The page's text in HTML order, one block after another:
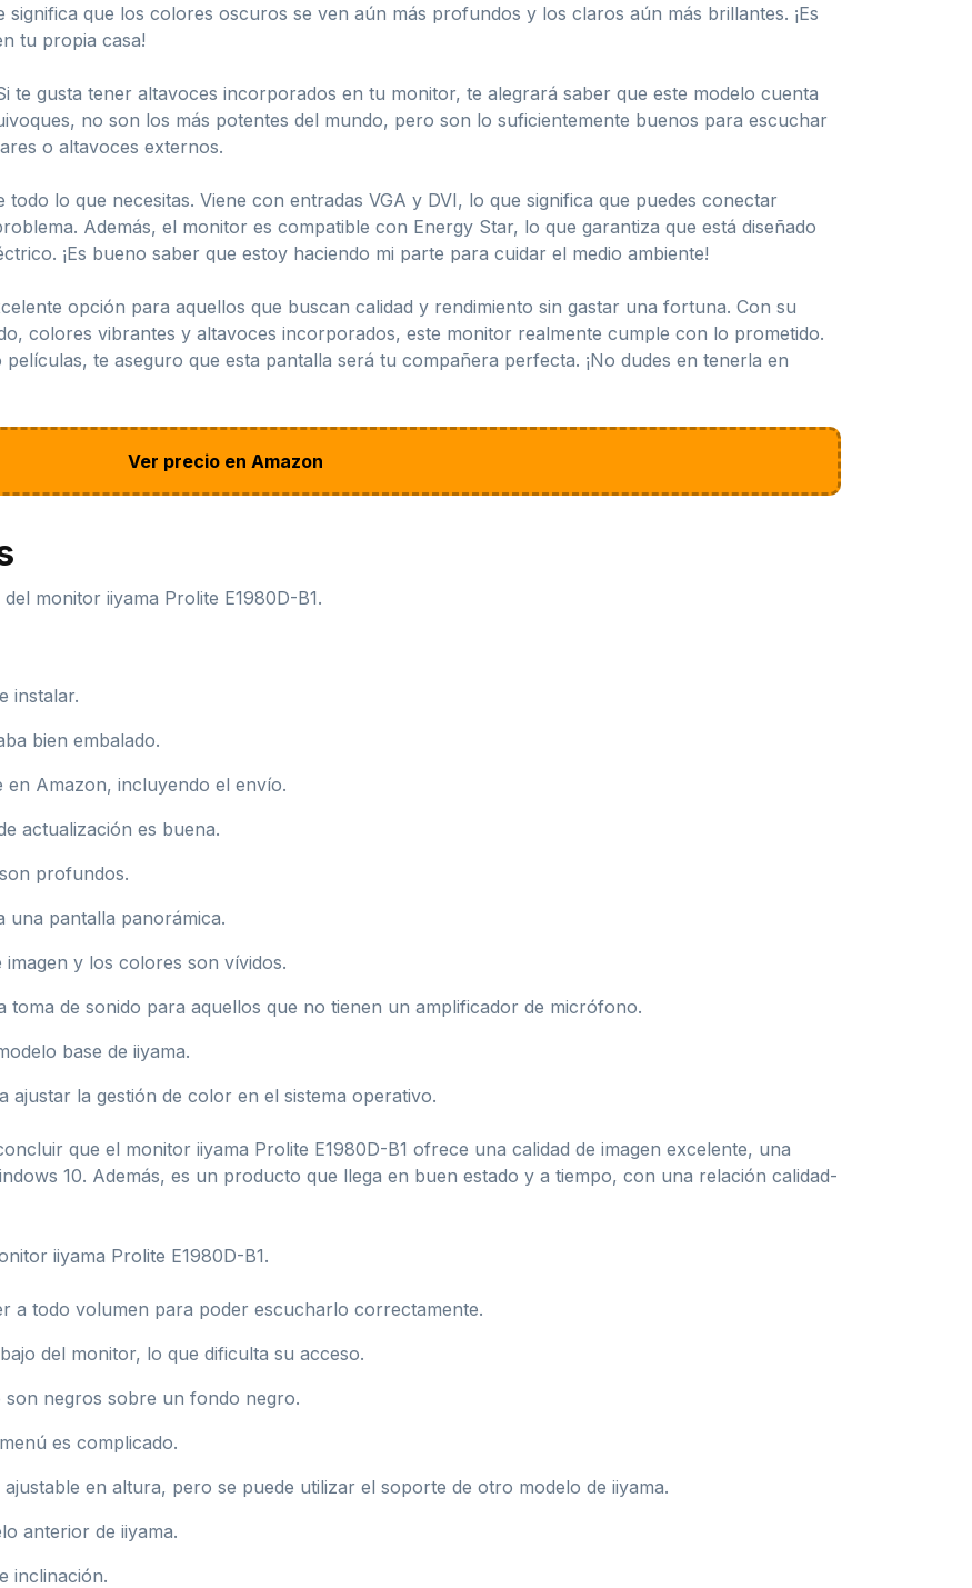
significa que los colores oscuros se ven aún más profundos y los claros aún más brillantes. ¡Es
tu propia casa!
te gusta tener altavoces incorporados en tu monitor, te alegrará saber que este modelo cuenta
no son los más potentes del mundo, pero son lo suficientemente buenos para escuchar
o altavoces externos.
lo que necesitas. Viene con entradas VGA y DVI, lo que significa que puedes conectar
Además, el monitor es compatible con Energy Star, lo que garantiza que está diseñado
¡Es bueno saber que estoy haciendo mi parte para cuidar el medio ambiente!
opción para aquellos que buscan calidad y rendimiento sin gastar una fortuna. Con su
colores vibrantes y altavoces incorporados, este monitor realmente cumple con lo prometido.
te aseguro que esta pantalla será tu compañera perfecta. ¡No dudes en tenerla en
Ver precio en Amazon
monitor iiyama Prolite E1980D-B1.
instalar.
bien embalado.
Amazon, incluyendo el envío.
actualización es buena.
profundos.
una pantalla panorámica.
y los colores son vívidos.
toma de sonido para aquellos que no tienen un amplificador de micrófono.
base de iiyama.
ajustar la gestión de color en el sistema operativo.
que el monitor iiyama Prolite E1980D-B1 ofrece una calidad de imagen excelente, una
10. Además, es un producto que llega en buen estado y a tiempo, con una relación calidad-
iiyama Prolite E1980D-B1.
a todo volumen para poder escucharlo correctamente.
del monitor, lo que dificulta su acceso.
son negros sobre un fondo negro.
es complicado.
en altura, pero se puede utilizar el soporte de otro modelo de iiyama.
anterior de iiyama.
inclinación.